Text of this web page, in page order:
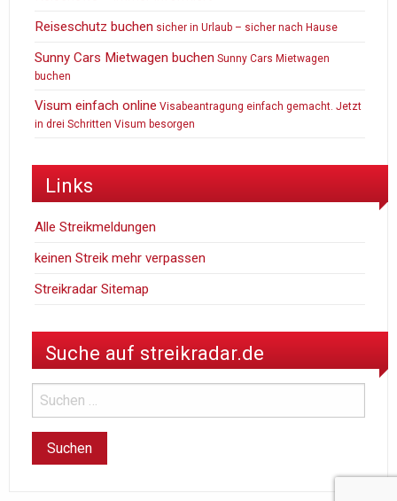
Reiseschutz buchen sicher in Urlaub – sicher nach Hause
Sunny Cars Mietwagen buchen Sunny Cars Mietwagen
buchen
Visum einfach online Visabeantragung einfach gemacht. Jetzt
in drei Schritten Visum besorgen
Links
Alle Streikmeldungen
keinen Streik mehr verpassen
Streikradar Sitemap
Suche auf streikradar.de